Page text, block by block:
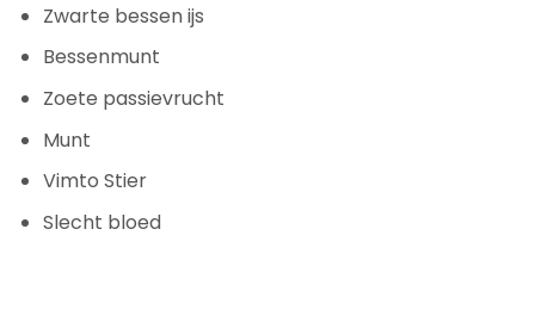
Zwarte bessen ijs
Bessenmunt
Zoete passievrucht
Munt
Vimto Stier
Slecht bloed